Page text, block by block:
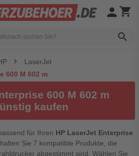
search
person shopping_cart
LaserJet
600 M 602 m
600 M 602 m
kaufen
für Ihren HP LaserJet Enterprise
Sie 7 kompatible Produkte, die
abgestimmt sind. Wählen Sie